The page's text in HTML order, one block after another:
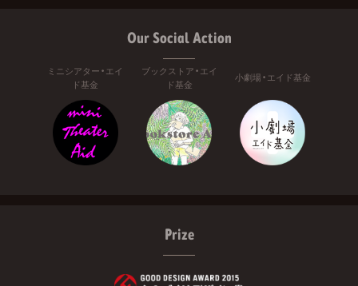
Our Social Action
ミニシアター・エイ
ド基金
ブックストア・エイ
ド基金
小劇場・エイド基金
Prize